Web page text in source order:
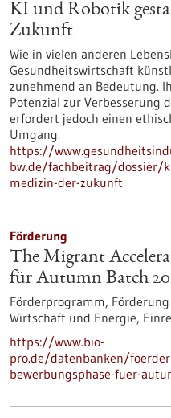
KI und Robotik
Zukunft
Wie in vielen anderen
Gesundheitswirtschaft
zunehmend an Bedeutung.
Potenzial zur Verbesserung
erfordert jedoch einen
Umgang.
https://
bw.de/fachbeitrag/dossier/
medizin-der-zukunft
Förderung
The Migrant
für Autumn Batch
Förderprogramm,
Wirtschaft und Energie,
https://www.bio-
pro.de/datenbanken/
bewerbungsphase-fuer-